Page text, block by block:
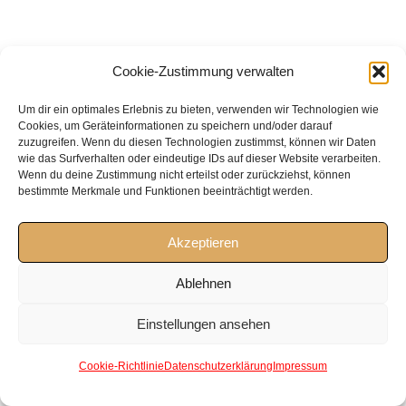
Cookie-Zustimmung verwalten
Um dir ein optimales Erlebnis zu bieten, verwenden wir Technologien wie
Cookies, um Geräteinformationen zu speichern und/oder darauf
zuzugreifen. Wenn du diesen Technologien zustimmst, können wir Daten
wie das Surfverhalten oder eindeutige IDs auf dieser Website verarbeiten.
Wenn du deine Zustimmung nicht erteilst oder zurückziehst, können
bestimmte Merkmale und Funktionen beeinträchtigt werden.
Akzeptieren
Ablehnen
Einstellungen ansehen
Cookie-Richtlinie Datenschutzerklärung Impressum